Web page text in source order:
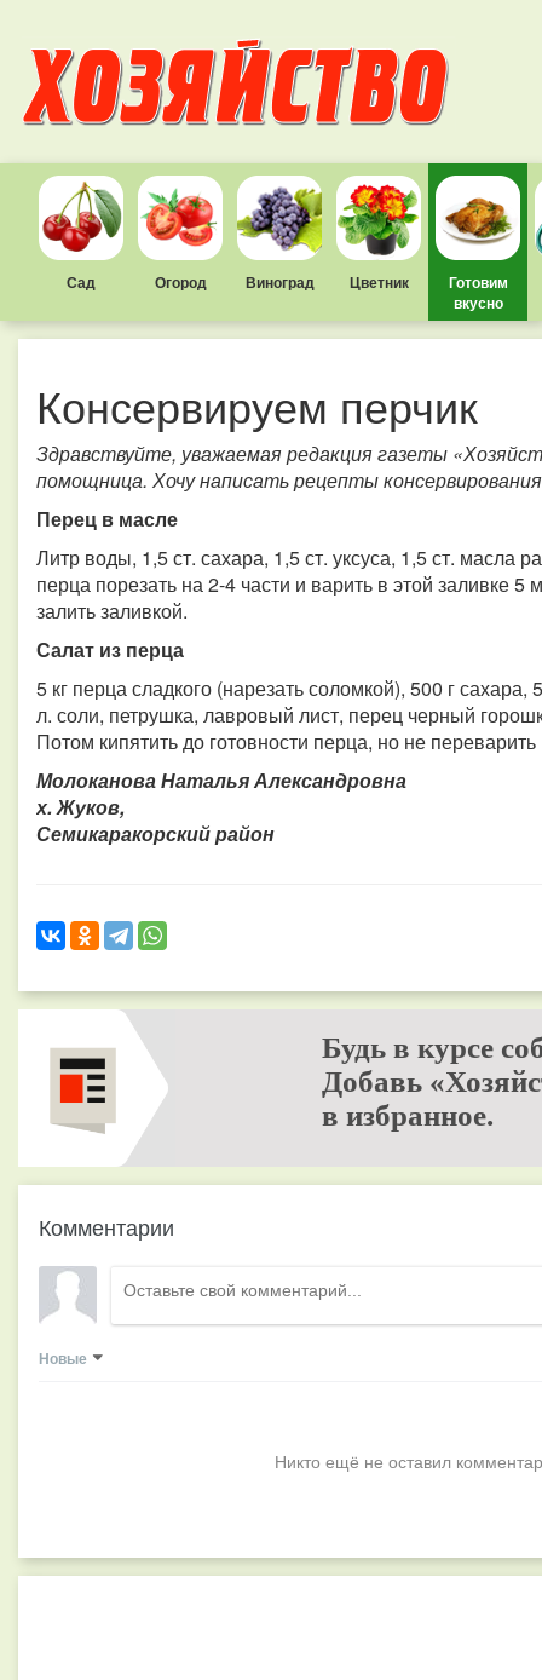
Сад Огород Виноград Цветник
Готовим
вкусно
Консервируем перчик
Здравствуйте, уважаемая редакция газеты
помощница. Хочу написать рецепты
Перец в масле
Литр воды, 1,5 ст. сахара, 1,5 ст. уксуса, 1,5 ст. масла
перца порезать на 2-4 части и варить в этой заливке
залить заливкой.
Салат из перца
5 кг перца сладкого (нарезать соломкой), 500 г сахара,
л. соли, петрушка, лавровый лист, перец черный
Потом кипятить до готовности перца, но не
Молоканова Наталья Александровна
х. Жуков,
Семикаракорский район
Будь в курсе
Добавь
в избранное.
Комментарии
Новые
Никто ещё не оставил